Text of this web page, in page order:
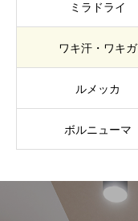
ミラドライ
ワキ汗・ワキガ
ルメッカ
ボルニューマ